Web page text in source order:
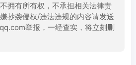
拥有所有权，不承担相关法律责
抄袭侵权/违法违规的内容请发送
举报，一经查实，将立刻删